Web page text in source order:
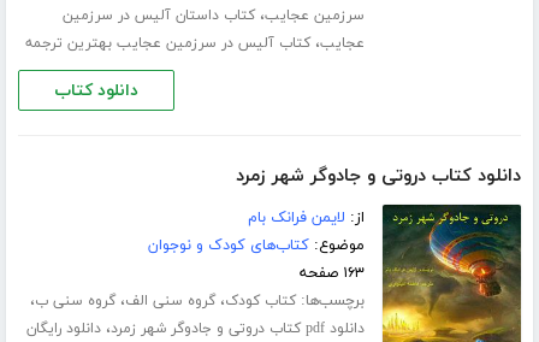
سرزمین عجایب،کتاب داستان آلیس در سرزمین
عجایب،کتاب آلیس در سرزمین عجایب بهترین ترجمه
دانلود کتاب
دانلود کتاب دروتی و جادوگر شهر زمرد
از: لایمن فرانک بام
موضوع:کتاب‌های کودک و نوجوان
۱۶۳ صفحه
برچسب‌ها:کتاب کودک،گروه سنی الف،گروه سنی ب،
دانلود pdf کتاب دروتی و جادوگر شهر زمرد ،دانلود رایگان